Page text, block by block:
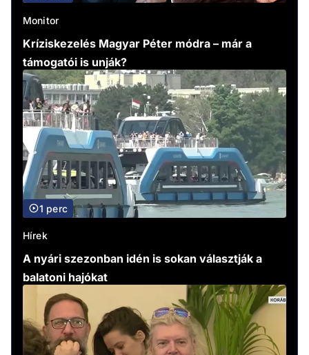
Monitor
Kríziskezelés Magyar Péter módra – már a
támogatói is unják?
1 perc
Hírek
A nyári szezonban idén is sokan választják a
balatoni hajókat